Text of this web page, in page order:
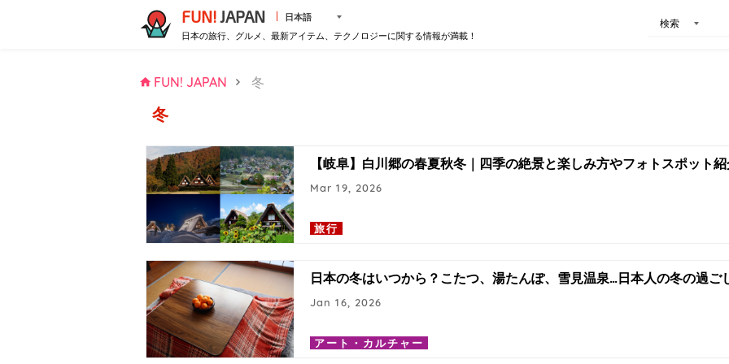
FUN! JAPAN 日本語
日本の旅行、グルメ、最新アイテム、テクノロジーに関する情報が満載！
検索
FUN! JAPAN 冬
冬
【岐阜】白川郷の春夏秋冬｜四季の絶景と楽しみ方やフォトスポット
旅行
Mar 19, 2026
日本の冬はいつから？こたつ、湯たんぽ、雪見温泉…日本人の冬の過ご
アート・カルチャー
Jan 16, 2026